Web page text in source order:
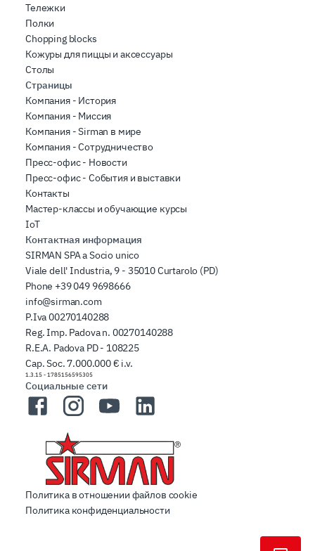
Тележки
Полки
Chopping blocks
Кожуры для пиццы и аксессуары
Столы
Страницы
Компания - История
Компания - Миссия
Компания - Sirman в мире
Компания - Сотрудничество
Пресс-офис - Новости
Пресс-офис - События и выставки
Контакты
Мастер-классы и обучающие курсы
IoT
Контактная информация
SIRMAN SPA a Socio unico
Viale dell' Industria, 9 - 35010 Curtarolo (PD)
Phone +39 049 9698666
info@sirman.com
P.Iva 00270140288
Reg. Imp. Padova n. 00270140288
R.E.A. Padova PD - 108225
Cap. Soc. 7.000.000 € i.v.
1.3.15 - 1785156595305
Социальные сети
FacebookInstagramYouTubeLinkedIn
Политика в отношении файлов cookie
Политика конфиденциальности